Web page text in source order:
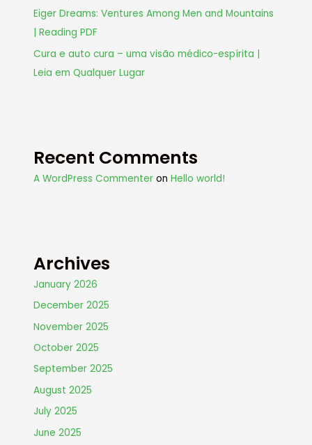
Eiger Dreams: Ventures Among Men and Mountains
| Reading PDF
Cura e auto cura – uma visão médico-espírita |
Leia em Qualquer Lugar
Recent Comments
A WordPress Commenter onHello world!
Archives
January 2026
December 2025
November 2025
October 2025
September 2025
August 2025
July 2025
June 2025